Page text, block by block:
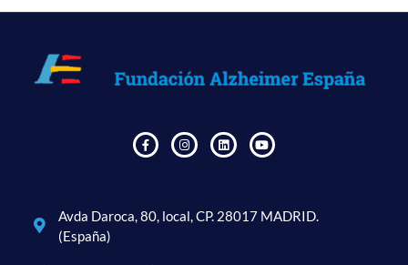
Avda Daroca, 80, local, CP. 28017 MADRID.
(España)